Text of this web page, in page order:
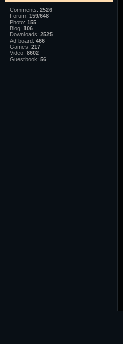
Comments: 2526
Forum: 159/648
Photo: 155
Blog: 106
Downloads: 2525
Ad-board: 466
Games: 217
Video: 8602
Guestbook: 56